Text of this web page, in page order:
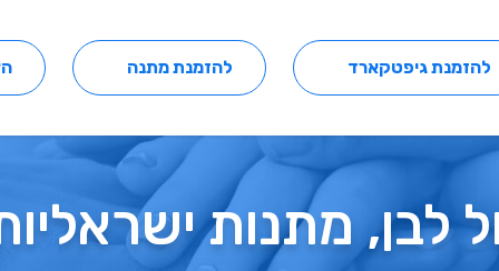
להזמנת גיפטקארד להזמנת מתנה
לבן, מתנות